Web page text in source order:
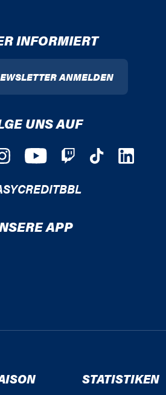
INFORMIERT
ANMELDEN
UNS AUF
APP
STATISTIKEN